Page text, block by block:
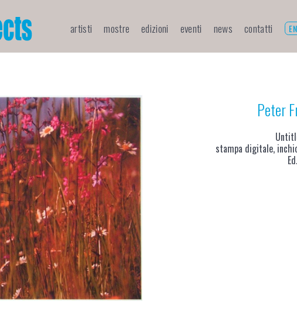
artisti mostre edizioni eventi news contatti
Peter
stampa digitale,